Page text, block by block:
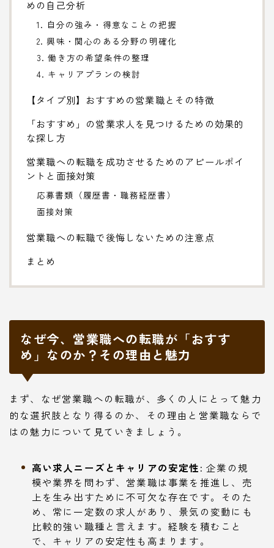
めの自己分析
1. 自分の強み・得意なことの把握
2. 興味・関心のある分野の明確化
3. 働き方の希望条件の整理
4. キャリアプランの検討
【タイプ別】おすすめの営業職とその特徴
「おすすめ」の営業求人を見つけるための効果的
な探し方
営業職への転職を成功させるためのアピールポイ
ントと面接対策
応募書類（履歴書・職務経歴書）
面接対策
営業職への転職で後悔しないための注意点
まとめ
なぜ今、営業職への転職が「おすす
め」なのか？その理由と魅力
まず、なぜ営業職への転職が、多くの人にとって魅力
的な選択肢となり得るのか、その理由と営業職ならで
はの魅力について見ていきましょう。
高い求人ニーズとキャリアの安定性: 企業の規
模や業界を問わず、営業職は事業を推進し、売
上を生み出すために不可欠な存在です。そのた
め、常に一定数の求人があり、景気の変動にも
比較的強い職種と言えます。経験を積むこと
で、キャリアの安定性も高まります。